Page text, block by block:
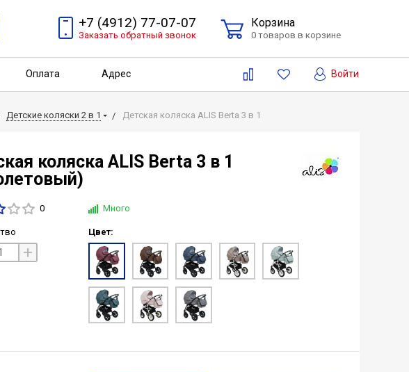
+7 (4912) 77-07-07
Заказать обратный звонок
Корзина
0 товаров в корзине
Оплата Адрес Войти
Детские коляски 2 в 1 Детская коляска ALIS Berta 3 в 1
коляска ALIS Berta 3 в 1
0 Много
+
Цвет: